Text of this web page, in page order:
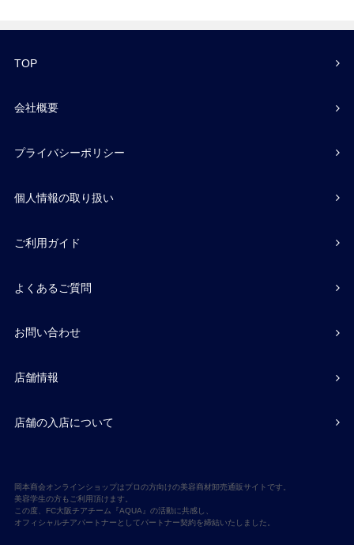
TOP
会社概要
プライバシーポリシー
個人情報の取り扱い
ご利用ガイド
よくあるご質問
お問い合わせ
店舗情報
店舗の入店について
岡本商会オンラインショップはプロの方向けの美容商材卸売通販サイトです。
美容学生の方もご利用頂けます。
この度、FC大阪チアチーム『AQUA』の活動に共感し、
オフィシャルチアパートナーとしてパートナー契約を締結いたしました。